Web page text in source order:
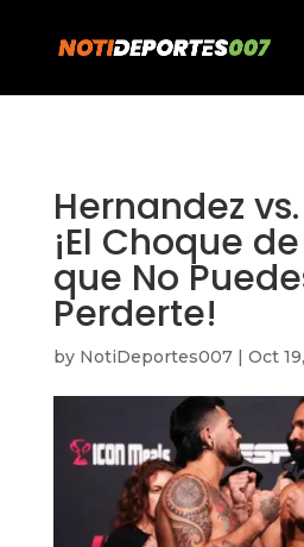
Hernandez
¡El Choque
que No
Perderte!
by NotiDeportes007| Oct